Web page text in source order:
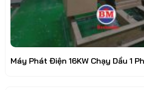
Máy Phát Điện 16KW Chạy Dầu 1